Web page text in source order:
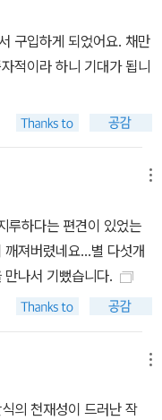
구입하게 되었어요. 채만
적이라 하니 기대가 됩니
루하다는 편견이 있었는
져버렸네요...별 다섯개
나서 기뻤습니다.
의 천재성이 드러난 작